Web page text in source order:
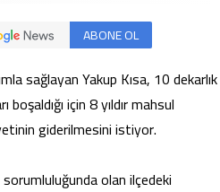
ABONE OL
sağlayan Yakup Kısa, 10 dekarlık
için 8 yıldır mahsul
giderilmesini istiyor.
olan ilçedeki